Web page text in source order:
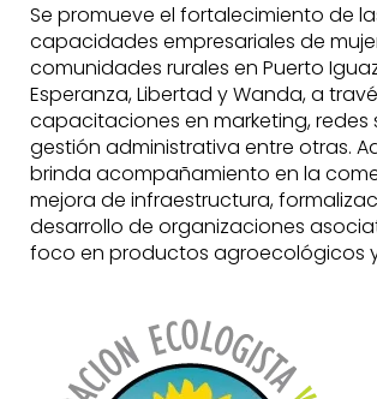
Se promueve el fortalecimiento de
capacidades empresariales de
comunidades rurales en Puerto
Esperanza, Libertad y Wanda, a
capacitaciones en marketing, redes
gestión administrativa entre otras.
brinda acompañamiento en la
mejora de infraestructura,
desarrollo de organizaciones
foco en productos agroecológicos